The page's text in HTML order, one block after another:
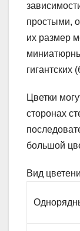
простыми,
их размер
гигантских
Цветки
сторонах
большой
Вид